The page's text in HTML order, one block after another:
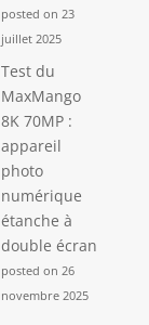
posted on 23
juillet 2025
Test du
MaxMango
8K 70MP :
appareil
photo
numérique
étanche à
double écran
posted on 26
novembre 2025